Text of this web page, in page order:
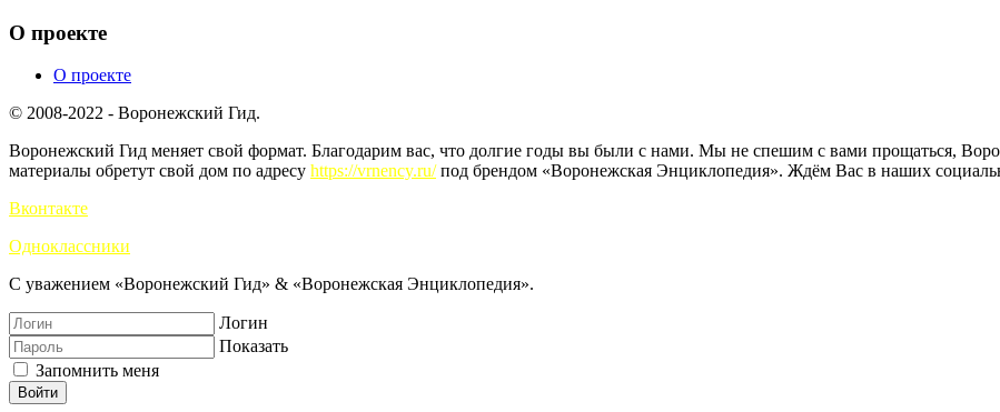
О проекте
О проекте
© 2008-2022 - Воронежский Гид.
Воронежский Гид меняет свой формат. Благодарим вас, что долгие годы вы были с нами. Мы не спешим с вами прощаться,
материалы обретут свой дом по адресу https://vrnency.ru/под брендом «Воронежская Энциклопедия». Ждём Вас в наших
Вконтакте
Одноклассники
С уважением «Воронежский Гид» & «Воронежская Энциклопедия».
Логин
Показать
Запомнить меня
Войти